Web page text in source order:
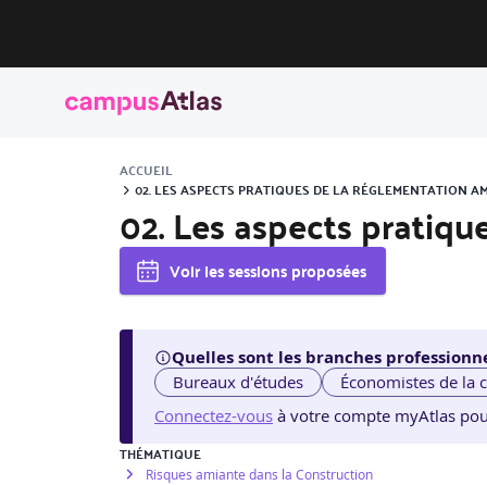
ACCUEIL
02. LES ASPECTS PRATIQUES DE LA RÉGLEMENTATION
02. Les aspects
Voir les sessions proposées
Quelles sont les branches
Bureaux d'études Économistes de la
Connectez-vous à votre compte myAtlas
THÉMATIQUE
Risques amiante dans la Construction